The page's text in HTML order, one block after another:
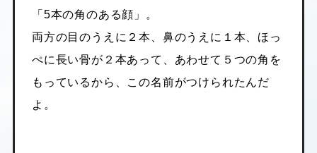
「5本の角のある顔」。
両方の目のうえに２本、鼻のうえに１本、ほっ
ぺに長い骨が２本あって、あわせて５つの角を
もっているから、この名前がつけられたんだ
よ。